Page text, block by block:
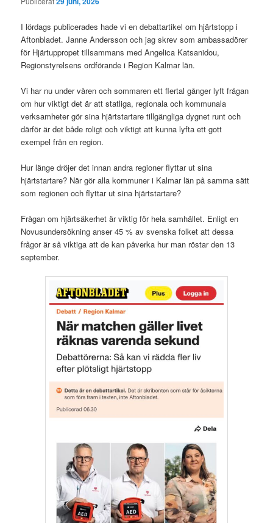
I lördags publicerades hade vi en debattartikel om hjärtstopp i
Aftonbladet. Janne Andersson och jag skrev som ambassadörer
för Hjärtuppropet tillsammans med Angelica Katsanidou,
Regionstyrelsens ordförande i Region Kalmar län.
Vi har nu under våren och sommaren ett flertal gånger lyft frågan
om hur viktigt det är att statliga, regionala och kommunala
verksamheter gör sina hjärtstartare tillgängliga dygnet runt och
därför är det både roligt och viktigt att kunna lyfta ett gott
exempel från en region.
Hur länge dröjer det innan andra regioner flyttar ut sina
hjärtstartare? När gör alla kommuner i Kalmar län på samma sätt
som regionen och flyttar ut sina hjärtstartare?
Frågan om hjärtsäkerhet är viktig för hela samhället. Enligt en
Novusundersökning anser 45 % av svenska folket att dessa
frågor är så viktiga att de kan påverka hur man röstar den 13
september.